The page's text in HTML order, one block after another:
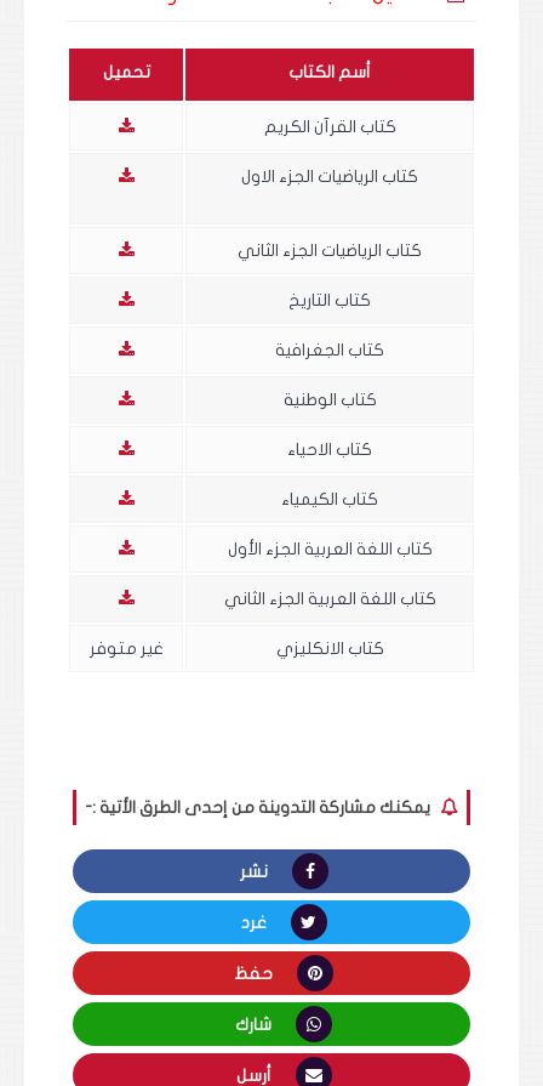
أسم الكتاب تحميل
كتاب القرآن الكريم
كتاب الرياضيات الجزء الاول
كتاب الرياضيات الجزء الثاني
كتاب التاريخ
كتاب الجغرافية
كتاب الوطنية
كتاب الاحياء
كتاب الكيمياء
كتاب اللغة العربية الجزء الأول
كتاب اللغة العربية الجزء الثاني
كتاب الانكليزي غير متوفر
يمكنك مشاركة التدوينة من إحدى الطرق الأتية :-
نشر
غرد
حفظ
شارك
أرسل